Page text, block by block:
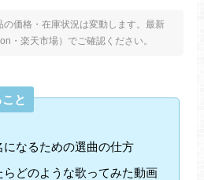
価格・在庫状況は変動します。最新
・楽天市場）でご確認ください。
と
なるための選曲の仕方
どのような歌ってみた動画